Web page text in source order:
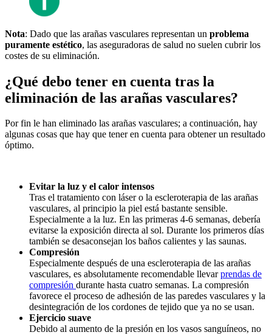
Nota: Dado que las arañas vasculares representan un problema
puramente estético, las aseguradoras de salud no suelen cubrir los
costes de su eliminación.
¿Qué debo tener en cuenta tras la
eliminación de las arañas vasculares?
Por fin le han eliminado las arañas vasculares; a continuación, hay
algunas cosas que hay que tener en cuenta para obtener un resultado
óptimo.
Evitar la luz y el calor intensos
Tras el tratamiento con láser o la escleroterapia de las arañas
vasculares, al principio la piel está bastante sensible.
Especialmente a la luz. En las primeras 4-6 semanas, debería
evitarse la exposición directa al sol. Durante los primeros días
también se desaconsejan los baños calientes y las saunas.
Compresión
Especialmente después de una escleroterapia de las arañas
vasculares, es absolutamente recomendable llevarprendas de
compresión durante hasta cuatro semanas. La compresión
favorece el proceso de adhesión de las paredes vasculares y la
desintegración de los cordones de tejido que ya no se usan.
Ejercicio suave
Debido al aumento de la presión en los vasos sanguíneos, no